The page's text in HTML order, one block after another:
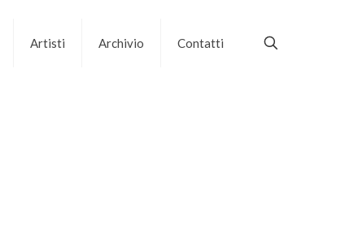
Artisti Archivio Contatti